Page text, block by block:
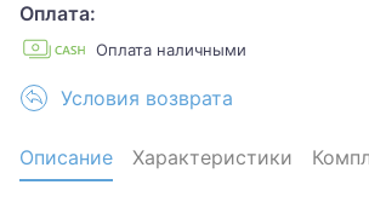
Оплата:
Оплата наличными
Условия возврата
Описание Характеристики